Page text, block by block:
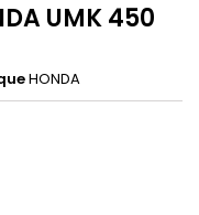
UMK 450
HONDA